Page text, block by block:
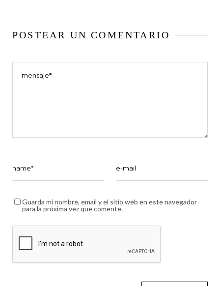
POSTEAR UN COMENTARIO
Guarda mi nombre, email y el sitio web en este navegador
para la próxima vez que comente.